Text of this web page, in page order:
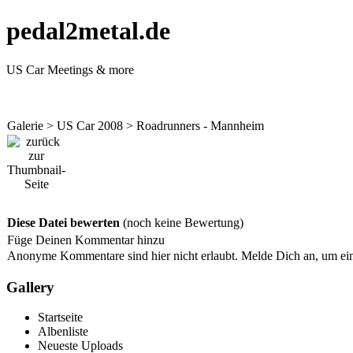
pedal2metal.de
US Car Meetings & more
Galerie > US Car 2008 > Roadrunners - Mannheim
Diese Datei bewerten (noch keine Bewertung)
Füge Deinen Kommentar hinzu
Anonyme Kommentare sind hier nicht erlaubt. Melde Dich an, um
Gallery
Startseite
Albenliste
Neueste Uploads